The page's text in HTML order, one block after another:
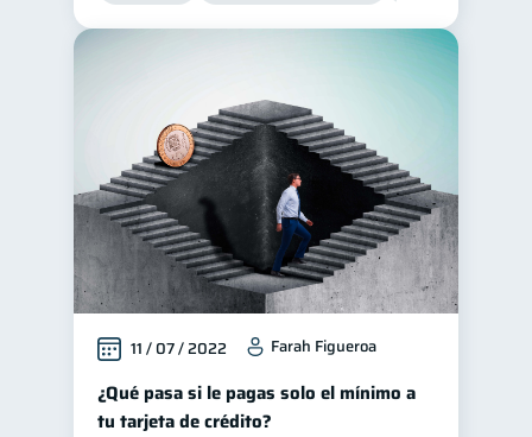
11 / 07 / 2022 Farah Figueroa
¿Qué pasa si le pagas solo el mínimo a
tu tarjeta de crédito?